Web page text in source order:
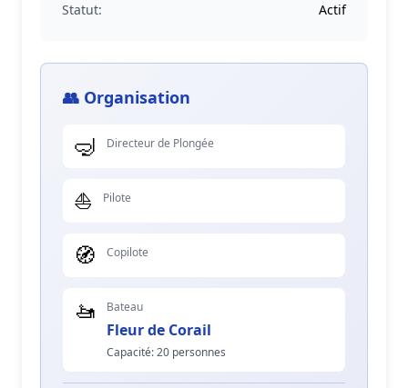
Statut:
Actif
👥 Organisation
🤿 Directeur de Plongée
⛵ Pilote
🧭 Copilote
🚤 Bateau
Fleur de Corail
Capacité: 20 personnes